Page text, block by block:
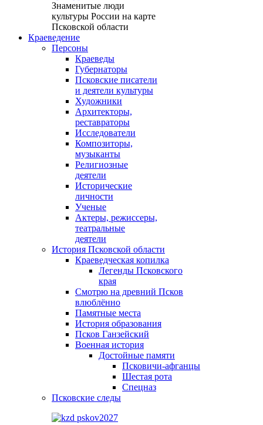
Знаменитые люди
культуры России на карте
Псковской области
Краеведение
Персоны
Краеведы
Губернаторы
Псковские писатели
и деятели культуры
Художники
Архитекторы,
реставраторы
Исследователи
Композиторы,
музыканты
Религиозные
деятели
Исторические
личности
Ученые
Актеры, режиссеры,
театральные
деятели
История Псковской области
Краеведческая копилка
Легенды Псковского
края
Смотрю на древний Псков
влюблённо
Памятные места
История образования
Псков Ганзейский
Военная история
Достойные памяти
Псковичи-афганцы
Шестая рота
Спецназ
Псковские следы